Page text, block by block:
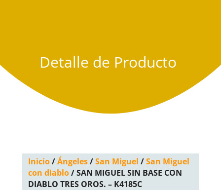
Detalle de Producto
Inicio/Ángeles/San Miguel /San Miguel
con diablo/ SAN MIGUEL SIN BASE CON
DIABLO TRES OROS. – K4185C